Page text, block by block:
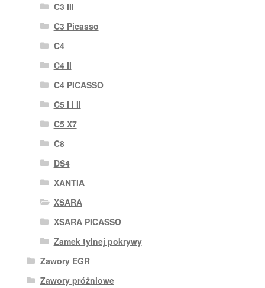
C3 III
C3 Picasso
C4
C4 II
C4 PICASSO
C5 I i II
C5 X7
C8
DS4
XANTIA
XSARA
XSARA PICASSO
Zamek tylnej pokrywy
Zawory EGR
Zawory próżniowe